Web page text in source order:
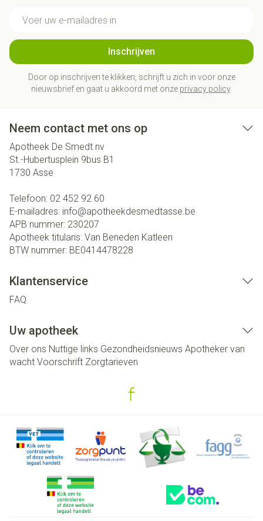
Inschrijven
Door op inschrijven te klikken, schrijft u zich in voor onze
nieuwsbrief en gaat u akkoord met onze privacy policy.
Neem contact met ons op
Apotheek De Smedt nv
St.-Hubertusplein 9bus B1
1730 Asse
Telefoon: 02 452 92 60
E-mailadres: info@apotheekdesmedtasse.be
APB nummer: 230207
Apotheek titularis: Van Beneden Katleen
BTW nummer: BE0414478228
Klantenservice
FAQ
Uw apotheek
Over ons Nuttige links Gezondheidsnieuws Apotheker van
wacht Voorschrift Zorgtarieven